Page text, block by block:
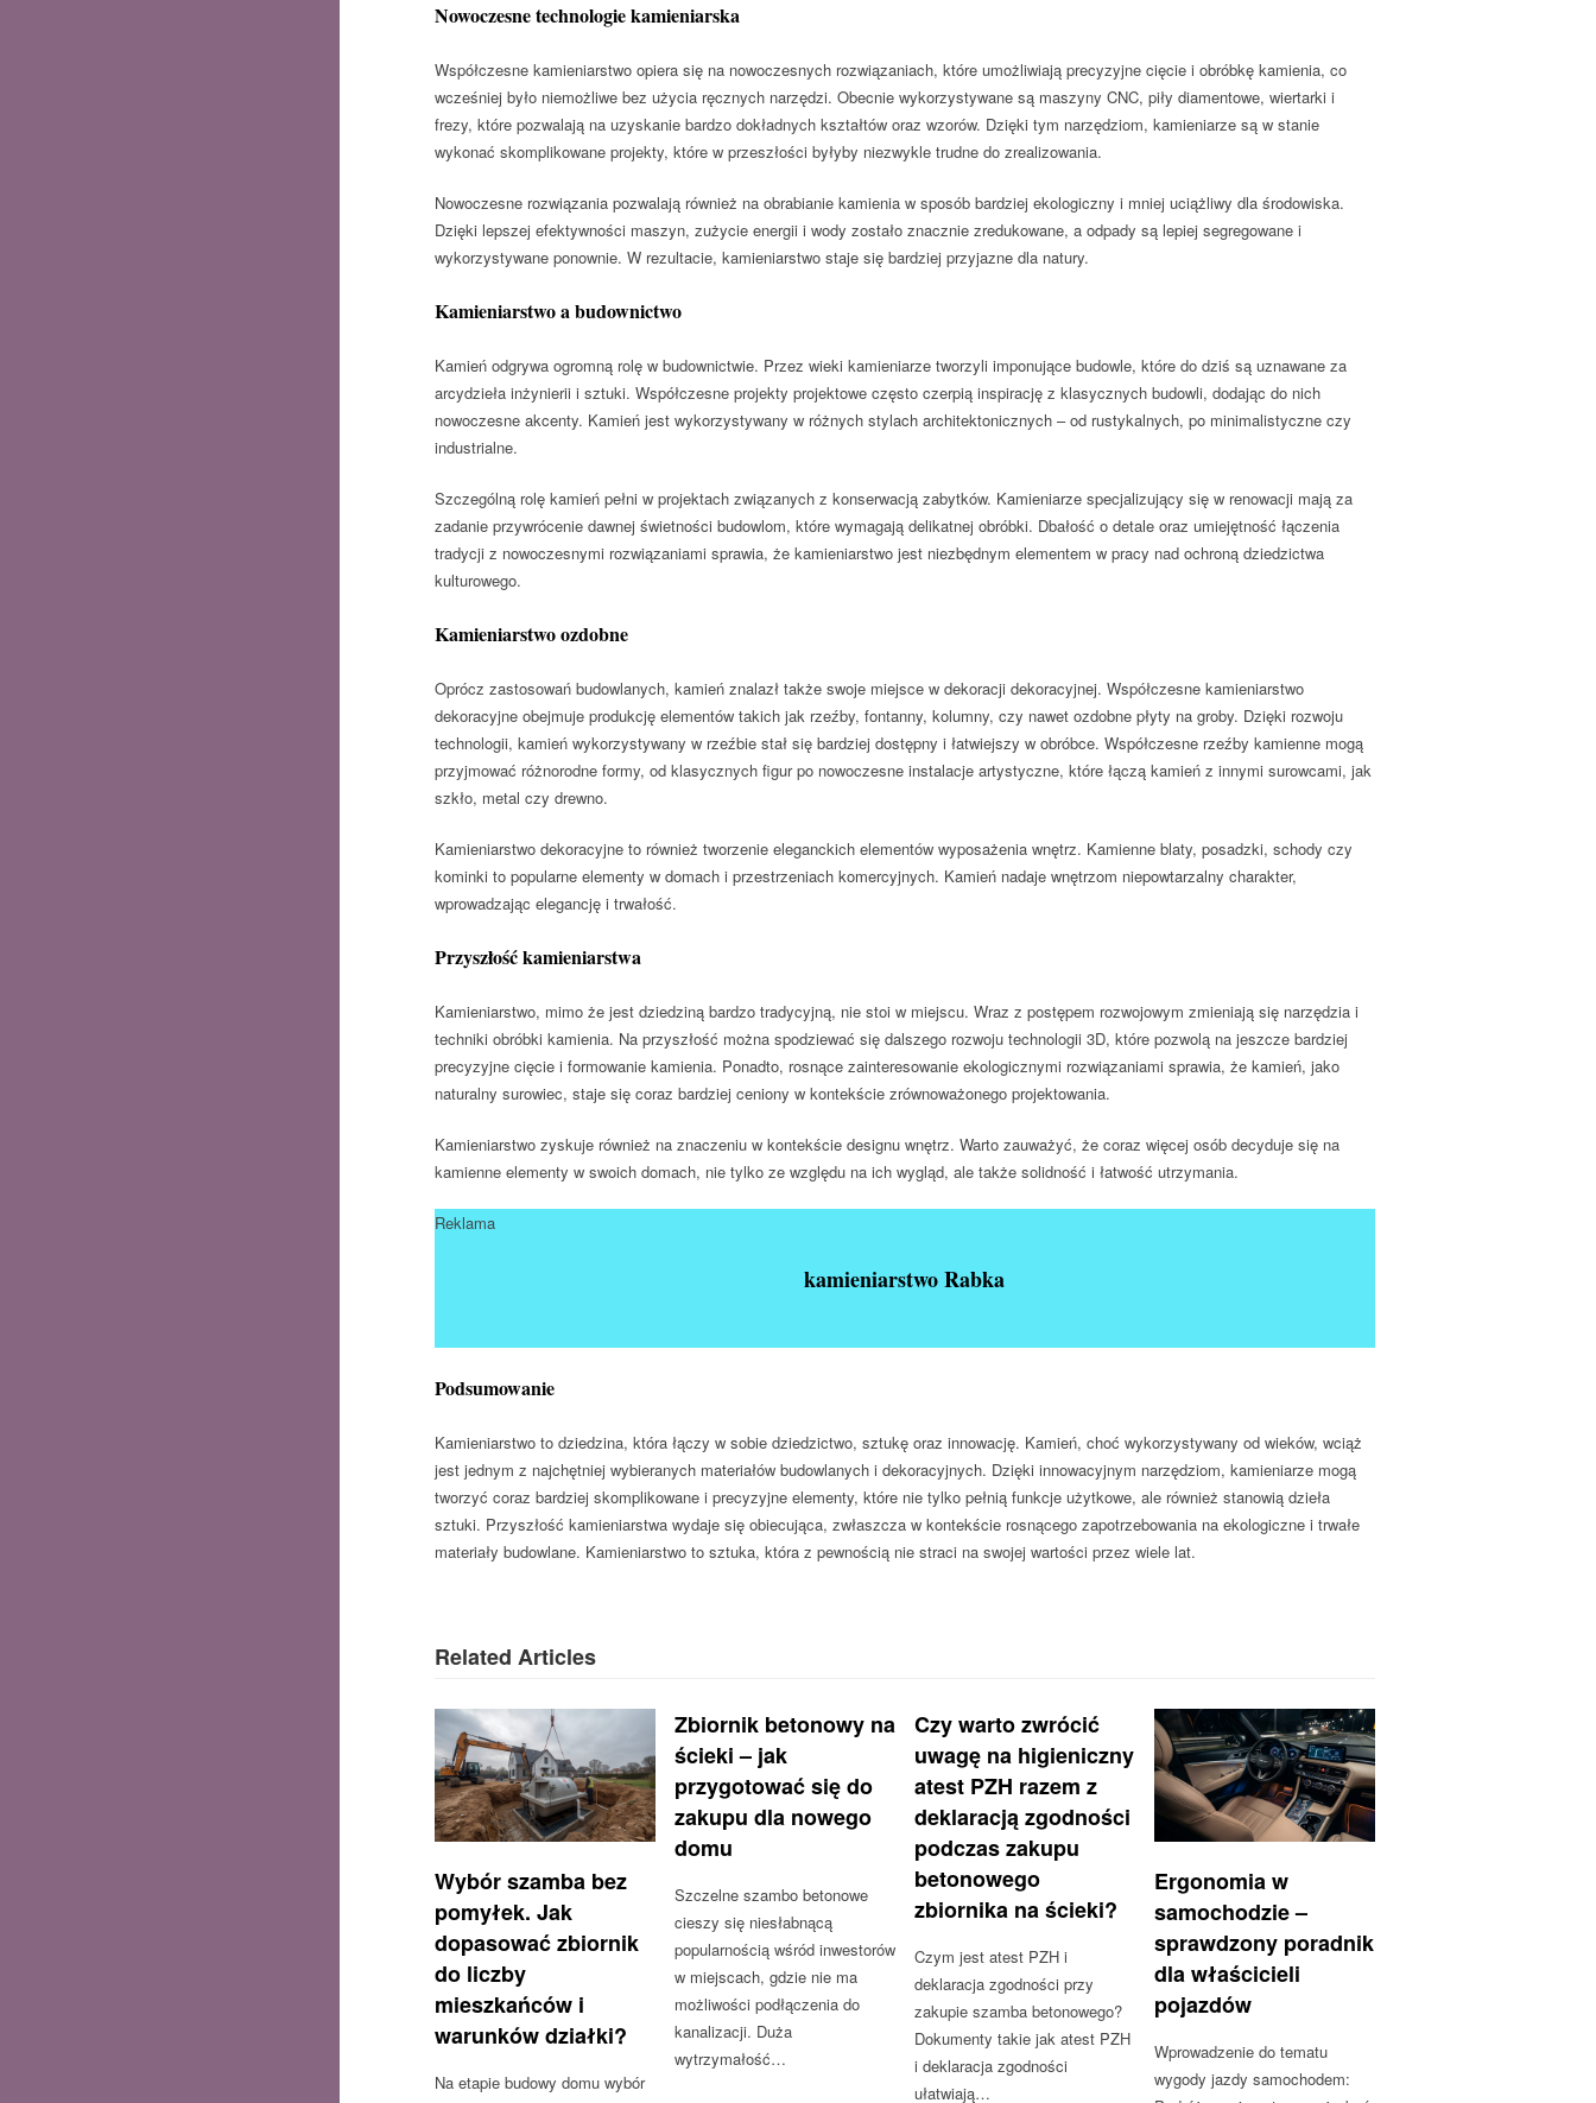
Nowoczesne technologie kamieniarska
Współczesne kamieniarstwo opiera się na nowoczesnych rozwiązaniach, które umożliwiają precyzyjne cięcie i obróbkę kamienia, co
wcześniej było niemożliwe bez użycia ręcznych narzędzi. Obecnie wykorzystywane są maszyny CNC, piły diamentowe, wiertarki i
frezy, które pozwalają na uzyskanie bardzo dokładnych kształtów oraz wzorów. Dzięki tym narzędziom, kamieniarze są w stanie
wykonać skomplikowane projekty, które w przeszłości byłyby niezwykle trudne do zrealizowania.
Nowoczesne rozwiązania pozwalają również na obrabianie kamienia w sposób bardziej ekologiczny i mniej uciążliwy dla środowiska.
Dzięki lepszej efektywności maszyn, zużycie energii i wody zostało znacznie zredukowane, a odpady są lepiej segregowane i
wykorzystywane ponownie. W rezultacie, kamieniarstwo staje się bardziej przyjazne dla natury.
Kamieniarstwo a budownictwo
Kamień odgrywa ogromną rolę w budownictwie. Przez wieki kamieniarze tworzyli imponujące budowle, które do dziś są uznawane za
arcydzieła inżynierii i sztuki. Współczesne projekty projektowe często czerpią inspirację z klasycznych budowli, dodając do nich
nowoczesne akcenty. Kamień jest wykorzystywany w różnych stylach architektonicznych – od rustykalnych, po minimalistyczne czy
industrialne.
Szczególną rolę kamień pełni w projektach związanych z konserwacją zabytków. Kamieniarze specjalizujący się w renowacji mają za
zadanie przywrócenie dawnej świetności budowlom, które wymagają delikatnej obróbki. Dbałość o detale oraz umiejętność łączenia
tradycji z nowoczesnymi rozwiązaniami sprawia, że kamieniarstwo jest niezbędnym elementem w pracy nad ochroną dziedzictwa
kulturowego.
Kamieniarstwo ozdobne
Oprócz zastosowań budowlanych, kamień znalazł także swoje miejsce w dekoracji dekoracyjnej. Współczesne kamieniarstwo
dekoracyjne obejmuje produkcję elementów takich jak rzeźby, fontanny, kolumny, czy nawet ozdobne płyty na groby. Dzięki rozwoju
technologii, kamień wykorzystywany w rzeźbie stał się bardziej dostępny i łatwiejszy w obróbce. Współczesne rzeźby kamienne mogą
przyjmować różnorodne formy, od klasycznych figur po nowoczesne instalacje artystyczne, które łączą kamień z innymi surowcami, jak
szkło, metal czy drewno.
Kamieniarstwo dekoracyjne to również tworzenie eleganckich elementów wyposażenia wnętrz. Kamienne blaty, posadzki, schody czy
kominki to popularne elementy w domach i przestrzeniach komercyjnych. Kamień nadaje wnętrzom niepowtarzalny charakter,
wprowadzając elegancję i trwałość.
Przyszłość kamieniarstwa
Kamieniarstwo, mimo że jest dziedziną bardzo tradycyjną, nie stoi w miejscu. Wraz z postępem rozwojowym zmieniają się narzędzia i
techniki obróbki kamienia. Na przyszłość można spodziewać się dalszego rozwoju technologii 3D, które pozwolą na jeszcze bardziej
precyzyjne cięcie i formowanie kamienia. Ponadto, rosnące zainteresowanie ekologicznymi rozwiązaniami sprawia, że kamień, jako
naturalny surowiec, staje się coraz bardziej ceniony w kontekście zrównoważonego projektowania.
Kamieniarstwo zyskuje również na znaczeniu w kontekście designu wnętrz. Warto zauważyć, że coraz więcej osób decyduje się na
kamienne elementy w swoich domach, nie tylko ze względu na ich wygląd, ale także solidność i łatwość utrzymania.
Reklama
kamieniarstwo Rabka
Podsumowanie
Kamieniarstwo to dziedzina, która łączy w sobie dziedzictwo, sztukę oraz innowację. Kamień, choć wykorzystywany od wieków, wciąż
jest jednym z najchętniej wybieranych materiałów budowlanych i dekoracyjnych. Dzięki innowacyjnym narzędziom, kamieniarze mogą
tworzyć coraz bardziej skomplikowane i precyzyjne elementy, które nie tylko pełnią funkcje użytkowe, ale również stanowią dzieła
sztuki. Przyszłość kamieniarstwa wydaje się obiecująca, zwłaszcza w kontekście rosnącego zapotrzebowania na ekologiczne i trwałe
materiały budowlane. Kamieniarstwo to sztuka, która z pewnością nie straci na swojej wartości przez wiele lat.
Related Articles
Wybór szamba bez
pomyłek. Jak
dopasować zbiornik
do liczby
mieszkańców i
warunków działki?
Na etapie budowy domu wybór
Zbiornik betonowy na
ścieki – jak
przygotować się do
zakupu dla nowego
domu
Szczelne szambo betonowe
cieszy się niesłabnącą
popularnością wśród inwestorów
w miejscach, gdzie nie ma
możliwości podłączenia do
kanalizacji. Duża
wytrzymałość…
Czy warto zwrócić
uwagę na higieniczny
atest PZH razem z
deklaracją zgodności
podczas zakupu
betonowego
zbiornika na ścieki?
Czym jest atest PZH i
deklaracja zgodności przy
zakupie szamba betonowego?
Dokumenty takie jak atest PZH
i deklaracja zgodności
ułatwiają…
Ergonomia w
samochodzie –
sprawdzony poradnik
dla właścicieli
pojazdów
Wprowadzenie do tematu
wygody jazdy samochodem: